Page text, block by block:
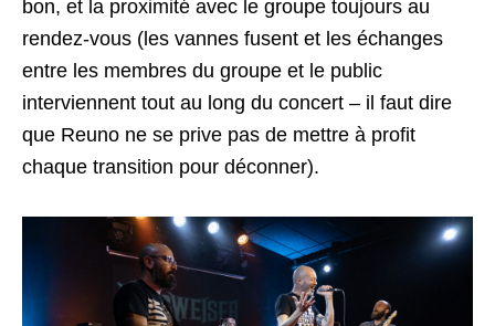
bon, et la proximité avec le groupe toujours au
rendez-vous (les vannes fusent et les échanges
entre les membres du groupe et le public
interviennent tout au long du concert – il faut dire
que Reuno ne se prive pas de mettre à profit
chaque transition pour déconner).